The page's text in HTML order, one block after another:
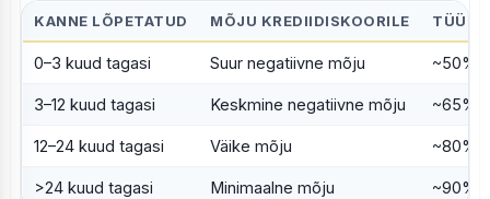
KANNE LÕPETATUD MÕJU KREDIIDISKOORILE
0–3 kuud tagasi Suur negatiivne mõju ~50%
3–12 kuud tagasi Keskmine negatiivne mõju ~65%
12–24 kuud tagasi Väike mõju ~80%
>24 kuud tagasi Minimaalne mõju ~90%